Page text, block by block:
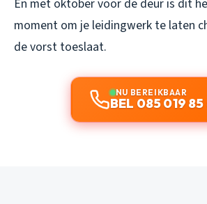
En met oktober voor de deur is dit
moment om je leidingwerk te laten
de vorst toeslaat.
NU BEREIKBAAR
BEL 085 019